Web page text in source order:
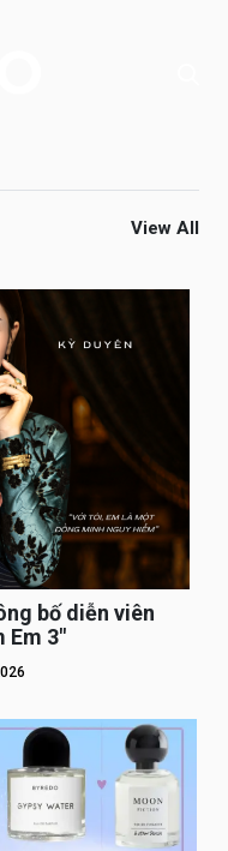
View All
bố diễn viên
Em 3″